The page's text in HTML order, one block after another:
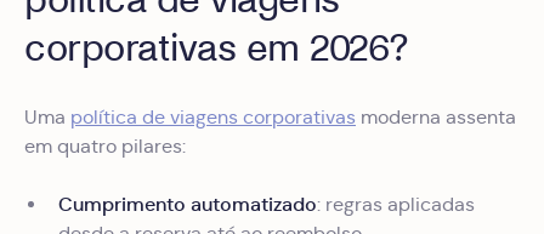
corporativas em 2026?
Uma política de viagens corporativas moderna assenta
em quatro pilares:
Cumprimento automatizado: regras aplicadas